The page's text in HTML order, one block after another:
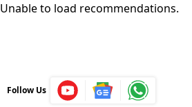
Unable to load recommendations.
Follow Us